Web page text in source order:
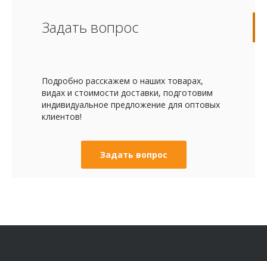
Задать вопрос
Подробно расскажем о наших товарах,
видах и стоимости доставки, подготовим
индивидуальное предложение для оптовых
клиентов!
Задать вопрос